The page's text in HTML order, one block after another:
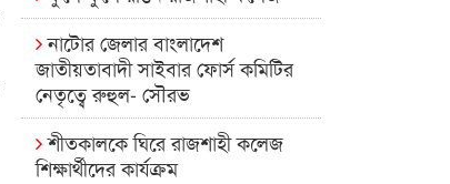
নাটোর জেলার বাংলাদেশ
জাতীয়তাবাদী সাইবার ফোর্স কমিটির
নেতৃত্বে রুহুল- সৌরভ
শীতকালকে ঘিরে রাজশাহী কলেজ
শিক্ষার্থীদের কার্যক্রম